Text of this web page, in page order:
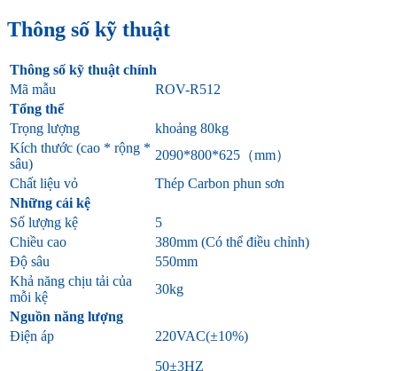
Thông số kỹ thuật
Thông số kỹ thuật chính
Mã mẫu
ROV-R512
Tổng thể
Trọng lượng
khoảng 80kg
Kích thước (cao * rộng *
sâu)
2090*800*625（mm）
Chất liệu vỏ
Thép Carbon phun sơn
Những cái kệ
Số lượng kệ
5
Chiều cao
380mm (Có thể điều chỉnh)
Độ sâu
550mm
Khả năng chịu tải của
mỗi kệ
30kg
Nguồn năng lượng
Điện áp
220VAC(±10%)
50±3HZ